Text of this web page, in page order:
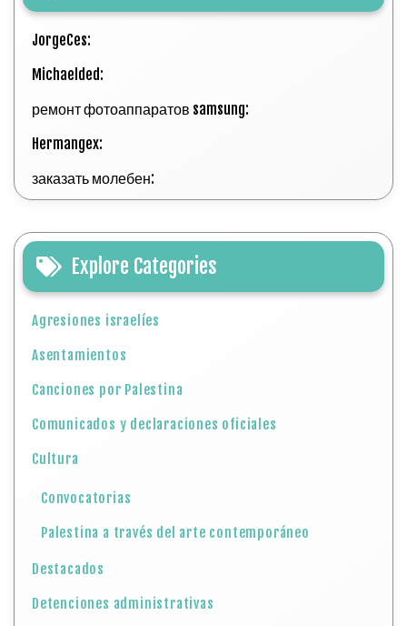
JorgeCes:
Michaelded:
ремонт фотоаппаратов samsung:
Hermangex:
заказать молебен:
Explore Categories
Agresiones israelíes
Asentamientos
Canciones por Palestina
Comunicados y declaraciones oficiales
Cultura
Convocatorias
Palestina a través del arte contemporáneo
Destacados
Detenciones administrativas